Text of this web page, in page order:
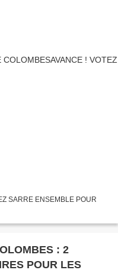
SARRE ENSEMBLE POUR
: 2
POUR LES